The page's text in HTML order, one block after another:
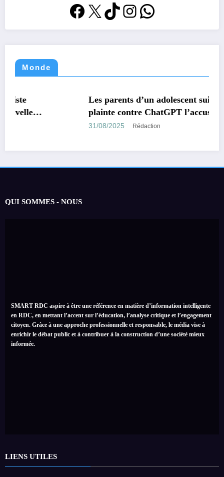
Facebook
X TikTok
Instagram
WhatsApp
Monde
TECHNOLOGIE
Les parents d’un adolescent suicidé portent
plainte contre ChatGPT l’accusant d’avoir
encouragé son suicide.
Rédaction
QUI SOMMES - NOUS
SMART RDC aspire à être une référence en matière d’information intelligente
en RDC, en mettant l’accent sur l’éducation, l’analyse critique et l’engagement
citoyen. Grâce à une approche professionnelle et responsable, le média vise à
enrichir le débat public et à contribuer à la construction d’une société mieux
informée.
LIENS UTILES